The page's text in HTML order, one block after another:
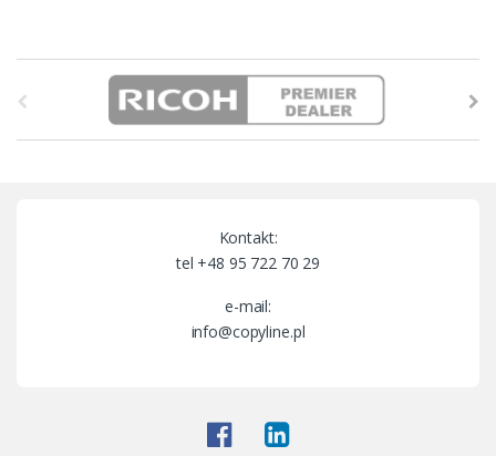
Kontakt:
tel +48 95 722 70 29
e-mail:
info@copyline.pl